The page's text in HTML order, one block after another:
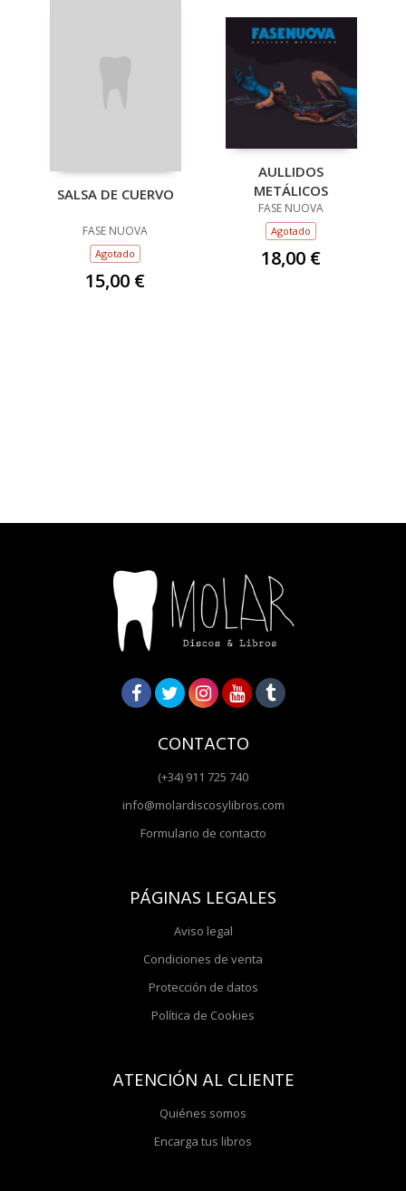
SALSA DE CUERVO
FASE NUOVA
Agotado
15,00 €
AULLIDOS
METÁLICOS
FASE NUOVA
Agotado
18,00 €
CONTACTO
(+34) 911 725 740
info@molardiscosylibros.com
Formulario de contacto
PÁGINAS LEGALES
Aviso legal
Condiciones de venta
Protección de datos
Política de Cookies
ATENCIÓN AL CLIENTE
Quiénes somos
Encarga tus libros